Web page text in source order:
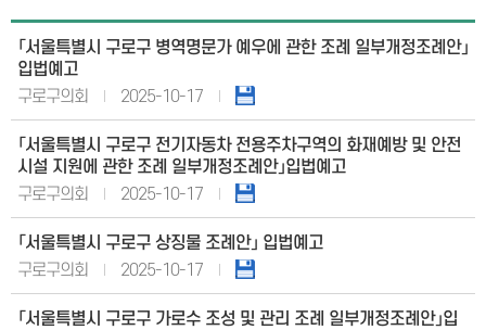
「서울특별시 구로구 병역명문가 예우에 관한 조례 일부개정조례안」
입법예고
구로구의회
2025-10-17
「서울특별시 구로구 전기자동차 전용주차구역의 화재예방 및 안전
시설 지원에 관한 조례 일부개정조례안」입법예고
구로구의회
2025-10-17
「서울특별시 구로구 상징물 조례안」 입법예고
구로구의회
2025-10-17
「서울특별시 구로구 가로수 조성 및 관리 조례 일부개정조례안」입